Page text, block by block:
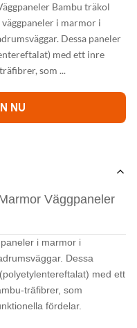
Bambu träkol
i marmor i
Dessa paneler
med ett inre
som ...
NU
Väggpaneler
i marmor i
Dessa
med ett
träfibrer, som
fördelar.